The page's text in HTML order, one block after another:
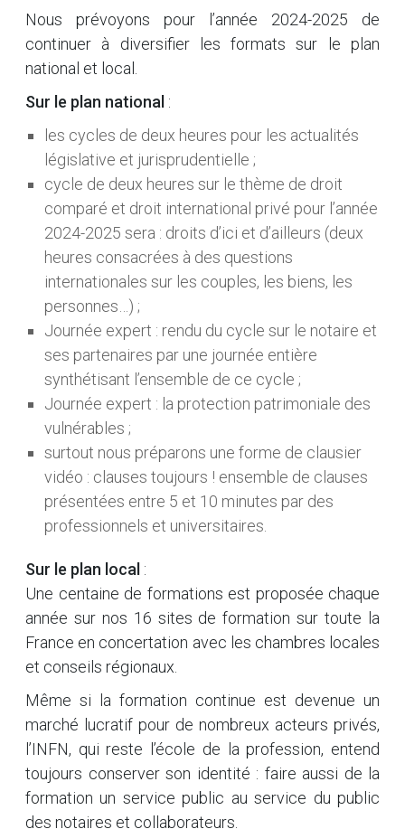
Nous prévoyons pour l’année 2024-2025 de
continuer à diversifier les formats sur le plan
national et local.
Sur le plan national :
les cycles de deux heures pour les actualités
législative et jurisprudentielle ;
cycle de deux heures sur le thème de droit
comparé et droit international privé pour l’année
2024-2025 sera : droits d’ici et d’ailleurs (deux
heures consacrées à des questions
internationales sur les couples, les biens, les
personnes…) ;
Journée expert : rendu du cycle sur le notaire et
ses partenaires par une journée entière
synthétisant l’ensemble de ce cycle ;
Journée expert : la protection patrimoniale des
vulnérables ;
surtout nous préparons une forme de clausier
vidéo : clauses toujours ! ensemble de clauses
présentées entre 5 et 10 minutes par des
professionnels et universitaires.
Sur le plan local :
Une centaine de formations est proposée chaque
année sur nos 16 sites de formation sur toute la
France en concertation avec les chambres locales
et conseils régionaux.
Même si la formation continue est devenue un
marché lucratif pour de nombreux acteurs privés,
l’INFN, qui reste l’école de la profession, entend
toujours conserver son identité : faire aussi de la
formation un service public au service du public
des notaires et collaborateurs.